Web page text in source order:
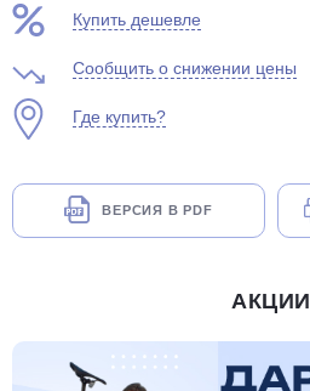
Купить дешевле
Сообщить о снижении цены
Где купить?
ВЕРСИЯ В PDF
АКЦИИ